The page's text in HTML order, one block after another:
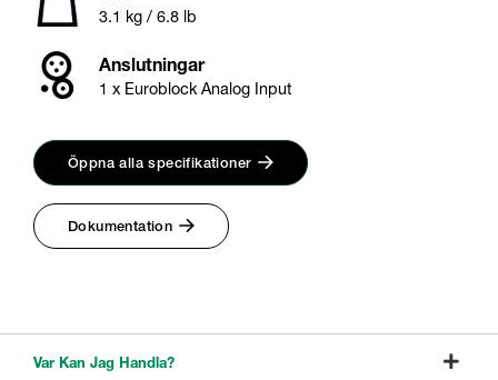
3.1 kg / 6.8 lb
Anslutningar
1 x Euroblock Analog Input
Öppna alla specifikationer
Dokumentation
Var Kan Jag Handla?